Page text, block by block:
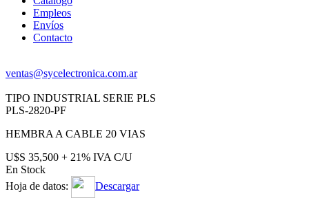
Empleos
Envíos
Contacto
ventas@sycelectronica.com.ar
TIPO INDUSTRIAL SERIE PLS
PLS-2820-PF
HEMBRA A CABLE 20 VIAS
U$S 35,500 + 21% IVA C/U
En Stock
Hoja de datos:
Descargar